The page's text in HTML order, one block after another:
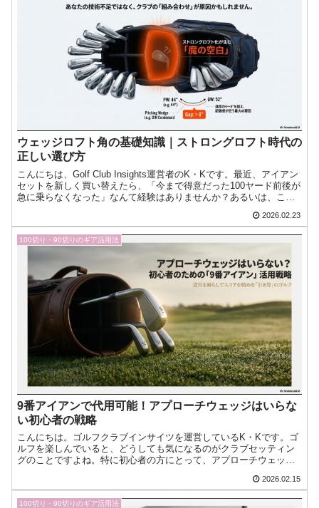
ウェッジロフト角の基礎知識｜ストロングロフト時代の
正しい選び方
こんにちは、Golf Club Insights運営者のK・Kです。最近、アイアン
セットを新しく買い替えたら、「今まで得意だった100ヤード前後が
急に乗らなくなった」なんて経験はありませんか？あるいは、これ
ない！『ゴルフクラブインサイツ』ナビゲーターのK・Kです。2026.02.23
100切り・90切りのギア活用法
9番アイアンで代用可能！アプローチウェッジはいらな
い初心者の戦略
こんにちは。ゴルフクラブインサイツを運営しているK・Kです。ゴ
ルフを楽しんでいると、どうしても気になるのがクラブセッティン
グのことですよね。特に初心者の方にとって、アプローチウェッジ
日もゴルフへの愛が止まらない！『ゴルフクラブインサイツ』ナビ
ゲーターのK・Kです。
2026.02.15
100切り・90切りのギア活用法